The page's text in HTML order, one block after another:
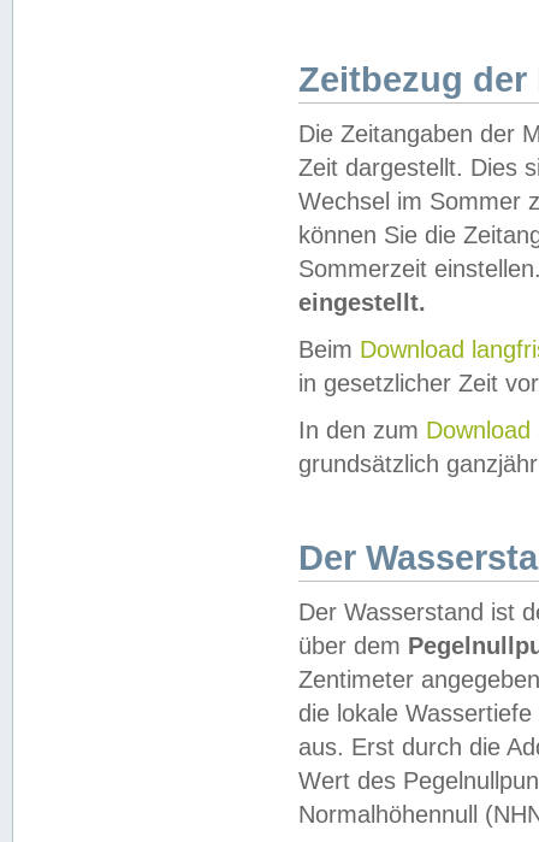
Zeitbezug der
Die Zeitangaben der
Zeit dargestellt. Dies
Wechsel im Sommer
können Sie die
Sommerzeit
eingestellt.
Beim Download
in gesetzlicher Zeit
In den zum Download
grundsätzlich
Der
Der Wasserstand ist
über dem
Zentimeter
die lokale
aus. Erst durch die
Wert des
Normalhöhennull